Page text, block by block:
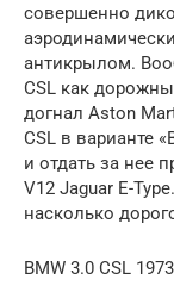
совершенно
антикрылом.
CSL как
догнал Aston
CSL в варианте
и отдать за нее
V12 Jaguar E-
насколько
BMW 3.0 CSL